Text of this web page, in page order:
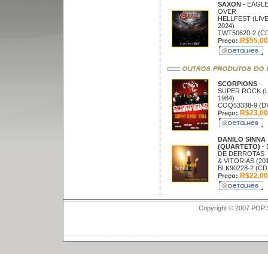
SAXON -
OVER
HELLFEST (LIVE
2024)
TWT50620-2
Preço: R$55,00
SCORPIONS -
SUPER ROCK
1984)
COQ53338-9
Preço: R$23,00
DANILO SINNA
(QUARTETO) -
DE DERROTAS
& VITORIAS
BLK90228-2
Preço: R$22,00
Copyright © 2007